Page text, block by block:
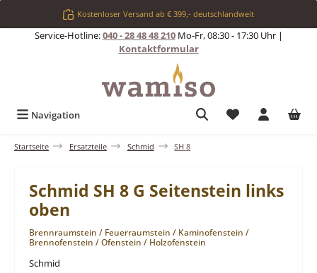
Zum Hauptinhalt springenKostenloser Versand ab € 399,- deutschlandweit
Service-Hotline:040 - 28 48 48 210Mo-Fr, 08:30 - 17:30 Uhr |
Kontaktformular
Navigation Du hast 0
Startseite Ersatzteile Schmid SH 8
Schmid SH 8 G Seitenstein links
oben
Brennraumstein / Feuerraumstein / Kaminofenstein /
Brennofenstein / Ofenstein / Holzofenstein
Schmid